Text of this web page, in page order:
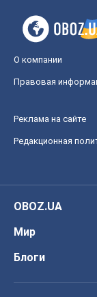
О компании
Правовая
Реклама на сайте
Редакционная
OBOZ.UA
Мир
Блоги